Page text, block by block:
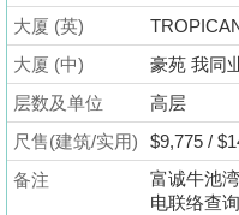
置
业
手
册
关
於
大厦 (英)
大厦 (中)
豪苑 我同
层数及单位
高层
尺售(建筑/实用)
$9,775 /
备注
富诚牛池
电联络查